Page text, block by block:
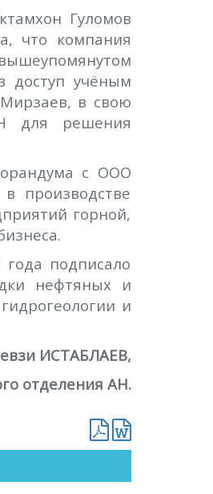
Гуломов
что компания
доступ учёным
в свою
для решения
с ООО
производстве
горной,
подписало
нефтяных и
и
ИСТАБЛАЕВ,
отделения АН.